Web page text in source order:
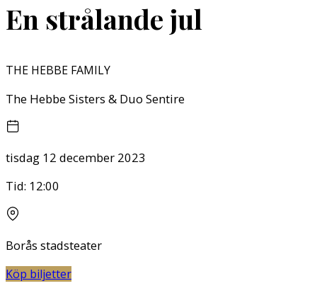
En strålande jul
THE HEBBE FAMILY
The Hebbe Sisters & Duo Sentire
tisdag 12 december 2023
Tid: 12:00
Borås stadsteater
Köp biljetter